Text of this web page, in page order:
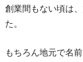
創業間もない頃は
た。
もちろん地元で名